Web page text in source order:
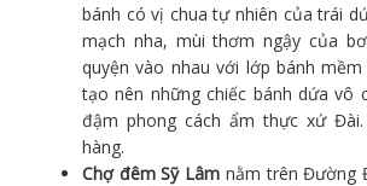
bánh có vị chua tự nhiên của trái
mạch nha, mùi thơm ngậy của
quyện vào nhau với lớp bánh
tạo nên những chiếc bánh dứa vô
đậm phong cách ẩm thực xứ
hàng.
Chợ đêm Sỹ Lâm nằm trên Đường